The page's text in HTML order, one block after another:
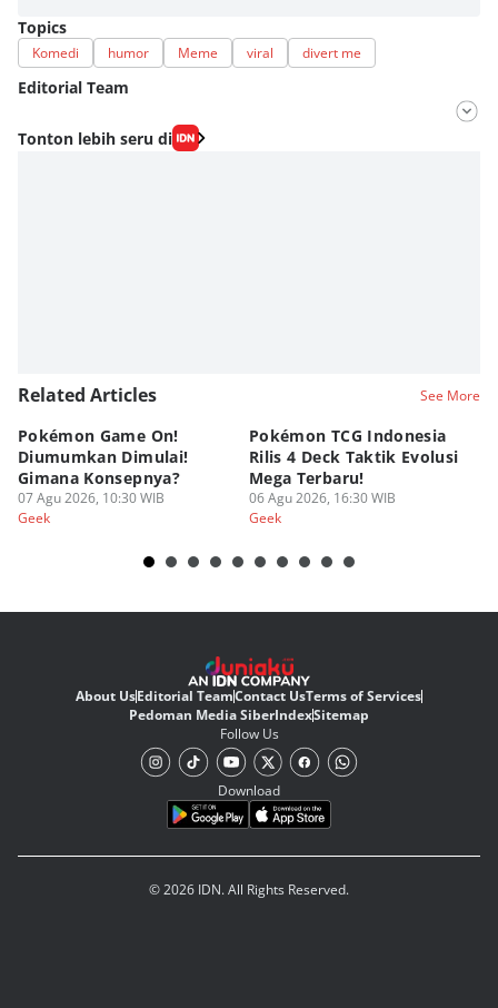
Topics
Komedi humor Meme viral divert me
Editorial Team
Editor
Fahrul Razi Uni Nurullah
Tonton lebih seru di
Related Articles See More
Pokémon Game On!
Diumumkan Dimulai!
Gimana Konsepnya?
07 Agu 2026, 10:30 WIB
Geek
Pokémon TCG Indonesia
Rilis 4 Deck Taktik Evolusi
Mega Terbaru!
06 Agu 2026, 16:30 WIB
Geek
About UsEditorial TeamContact UsTerms of Services
Pedoman Media SiberIndexSitemap
Follow Us
Download
© 2026 IDN. All Rights Reserved.